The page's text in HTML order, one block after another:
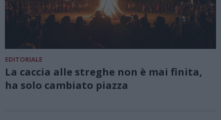
EDITORIALE
La caccia alle streghe non è mai finita,
ha solo cambiato piazza